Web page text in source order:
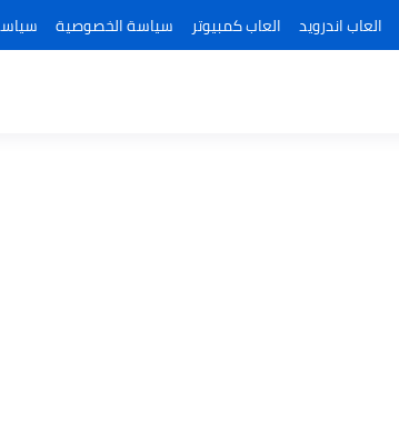
العاب اندرويد العاب كمبيوتر سياسة الخصوصية